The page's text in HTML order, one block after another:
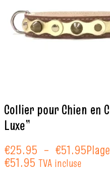
Collier pour Chien en
Luxe”
€25.95 – €51.95
€51.95 TVA incluse